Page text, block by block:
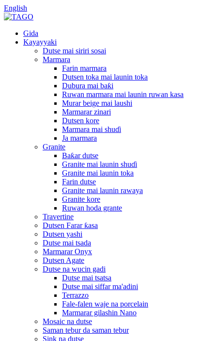
English
Gida
Kayayyaki
Dutse mai siriri sosai
Marmara
Farin marmara
Dutsen toka mai launin toka
Dubura mai baƙi
Ruwan marmara mai launin ruwan kasa
Murar beige mai laushi
Marmarar zinari
Dutsen kore
Marmara mai shuɗi
Ja marmara
Granite
Baƙar dutse
Granite mai launin shuɗi
Granite mai launin toka
Farin dutse
Granite mai launin rawaya
Granite kore
Ruwan hoda grante
Travertine
Dutsen Farar ƙasa
Dutsen yashi
Dutse mai tsada
Marmarar Onyx
Dutsen Agate
Dutse na wucin gadi
Dutse mai tsatsa
Dutse mai siffar ma'adini
Terrazzo
Fale-falen waje na porcelain
Marmarar gilashin Nano
Mosaic na dutse
Saman tebur da saman tebur
Sink na dutse